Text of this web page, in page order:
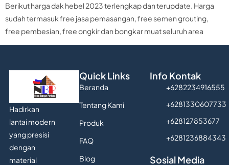
Berikut harga dak hebel 2023 terlengkap dan terupdate. Harga
sudah termasuk free jasa pemasangan, free semen grouting,
free pembesian, free ongkir dan bongkar muat seluruh area
Hadirkan
lantai modern
yang presisi
dengan
material
Quick Links
Beranda
Tentang Kami
Produk
FAQ
Blog
Info Kontak
+6282234916555
+6281330607733
+628127853677
+6281236884343
Sosial Media